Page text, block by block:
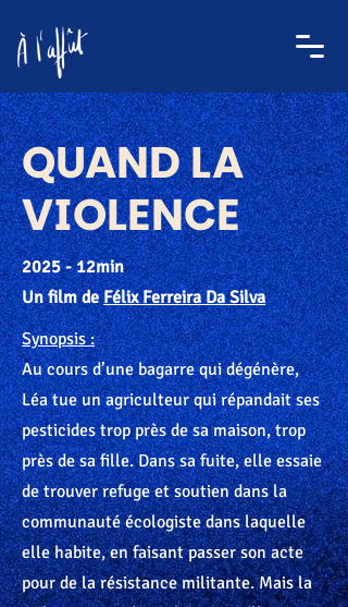
QUAND LA
VIOLENCE
2025 - 12min
Un film deFélix Ferreira Da Silva
Synopsis :
Au cours d’une bagarre qui dégénère,
Léa tue un agriculteur qui répandait ses
pesticides trop près de sa maison, trop
près de sa fille. Dans sa fuite, elle essaie
de trouver refuge et soutien dans la
communauté écologiste dans laquelle
elle habite, en faisant passer son acte
pour de la résistance militante. Mais la